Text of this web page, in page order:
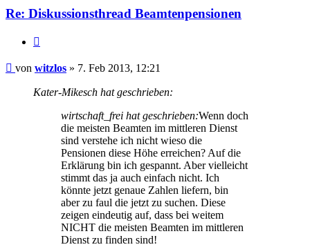
Re: Diskussionsthread Beamtenpensionen
Beitrag
von witzlos » 7. Feb 2013, 12:21
Kater-Mikesch hat geschrieben:
wirtschaft_frei hat geschrieben:Wenn doch
die meisten Beamten im mittleren Dienst
sind verstehe ich nicht wieso die
Pensionen diese Höhe erreichen? Auf die
Erklärung bin ich gespannt. Aber vielleicht
stimmt das ja auch einfach nicht. Ich
könnte jetzt genaue Zahlen liefern, bin
aber zu faul die jetzt zu suchen. Diese
zeigen eindeutig auf, dass bei weitem
NICHT die meisten Beamten im mittleren
Dienst zu finden sind!